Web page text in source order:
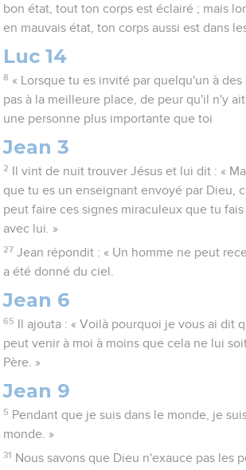
bon état, tout ton corps est éclairé ; mais
en mauvais état, ton corps aussi est dans
Luc 14
8 « Lorsque tu es invité par quelqu'un à
pas à la meilleure place, de peur qu'il n'y
une personne plus importante que toi
Jean 3
2
Il vint de nuit trouver Jésus et lui dit : «
que tu es un enseignant envoyé par Dieu,
peut faire ces signes miraculeux que tu
avec lui. »
27 Jean répondit : « Un homme ne peut
a été donné du ciel.
Jean 6
65
Il ajouta : « Voilà pourquoi je vous ai dit
peut venir à moi à moins que cela ne lui
Père. »
Jean 9
5 Pendant que je suis dans le monde, je
monde. »
31 Nous savons que Dieu n'exauce pas les